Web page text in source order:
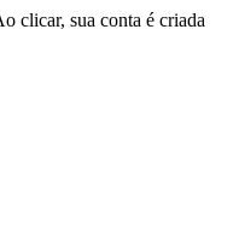
clicar, sua conta é criada